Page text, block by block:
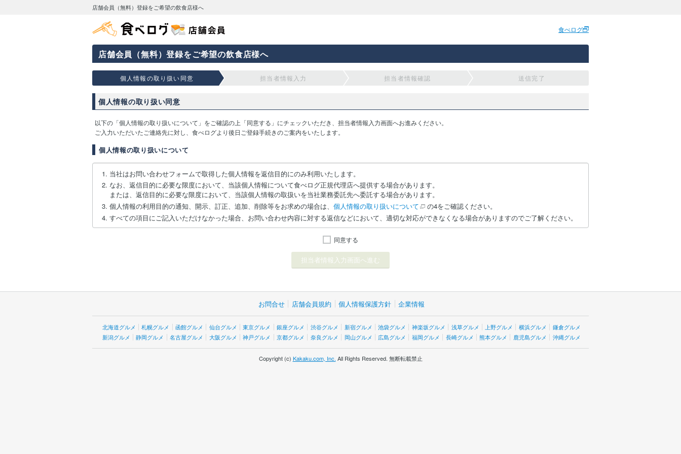
店舗会員（無料）登録をご希望の飲食店様へ
食べログ
店舗会員（無料）登録をご希望の飲食店様へ
個人情報の取り扱い同意 担当者情報入力 担当者情報確認 送信完了
個人情報の取り扱い同意
以下の「個人情報の取り扱いについて」をご確認の上「同意する」にチェックいただき、担当者情報入力画面へお進みください。
ご入力いただいたご連絡先に対し、食べログより後日ご登録手続きのご案内をいたします。
個人情報の取り扱いについて
当社はお問い合わせフォームで取得した個人情報を返信目的にのみ利用いたします。
なお、返信目的に必要な限度において、当該個人情報について食べログ正規代理店へ提供する場合があります。
または、返信目的に必要な限度において、当該個人情報の取扱いを当社業務委託先へ委託する場合があります。
個人情報の利用目的の通知、開示、訂正、追加、削除等をお求めの場合は、 個人情報の取り扱いについて
の4をご確認ください。
すべての項目にご記入いただけなかった場合、お問い合わせ内容に対する返信などにおいて、適切な対応ができなくなる場合がありますのでご了解ください。
同意する
お問合せ 店舗会員規約 個人情報保護方針 企業情報
北海道グルメ 札幌グルメ 函館グルメ 仙台グルメ 東京グルメ 銀座グルメ 渋谷グルメ 新宿グルメ 池袋グルメ 神楽坂グルメ 浅草グルメ 上野グルメ 横浜グルメ
鎌倉グルメ
新潟グルメ
静岡グルメ 名古屋グルメ 大阪グルメ 神戸グルメ 京都グルメ 奈良グルメ 岡山グルメ 広島グルメ 福岡グルメ 長崎グルメ 熊本グルメ 鹿児島グルメ 沖縄グルメ
Copyright (c) Kakaku.com, Inc. All Rights Reserved. 無断転載禁止